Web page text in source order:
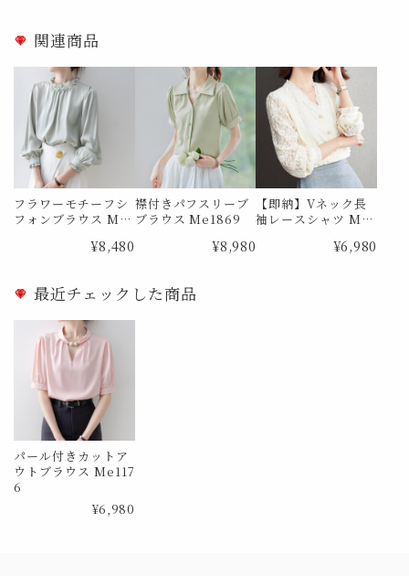
関連商品
フラワーモチーフシ
フォンブラウス Me
¥8,480
襟付きパフスリーブ
ブラウス Me1869
¥8,980
【即納】Vネック長
袖レースシャツ Me
¥6,980
最近チェックした商品
パール付きカットア
ウトブラウス Me117
6
¥6,980